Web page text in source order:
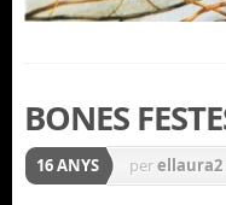
BONES
16 ANYS perellaura2